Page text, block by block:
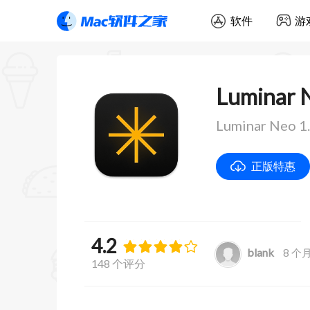
软件 游
Luminar
Luminar Neo
正版特惠
4.2
148 个评分
blank 8 个